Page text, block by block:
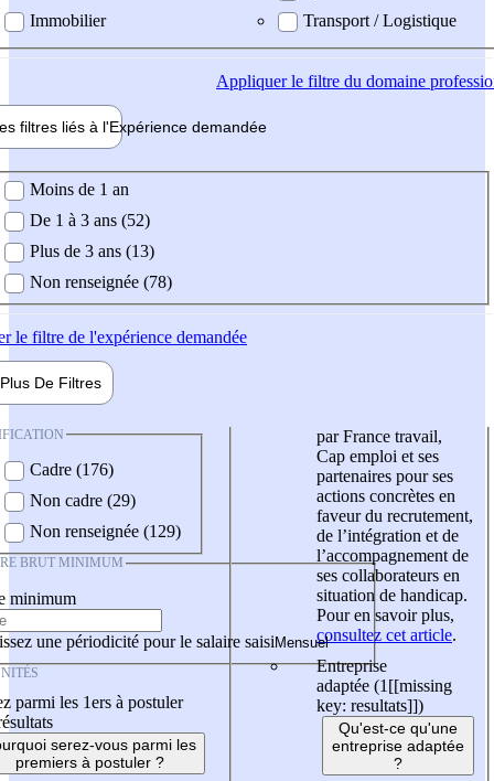
Immobilier
Transport / Logistique
Appliquerle filtre du domaine
filtres liés à l'Expérience demandée
demandée
Moins de 1 an
De 1 à 3 ans (52)
Plus de 3 ans (13)
Non renseignée (78)
le filtre de l'expérience demandée
Plus De Filtres
Cadre (176)
Non cadre (29)
Non renseignée (129)
BRUT MINIMUM
minimum
une périodicité pour le salaire saisi
parmi les 1ers à postuler
serez-vous parmi les
premiers à postuler ?
par France travail,
Cap emploi et ses
partenaires pour ses
actions concrètes en
faveur du recrutement,
de l’intégration et de
l’accompagnement de
ses collaborateurs en
situation de handicap.
Pour en savoir plus,
consultez cet article.
Entreprise
adaptée (1 [[missing
key: resultats]])
Qu'est-ce qu'une
entreprise adaptée
?